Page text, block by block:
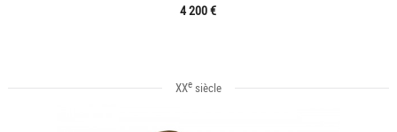
4 200 €
XXesiècle